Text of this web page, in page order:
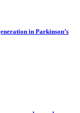
in Parkinson’s